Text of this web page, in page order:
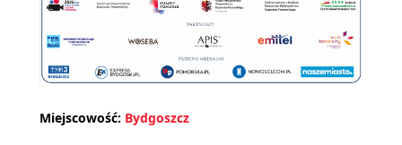
Miejscowość: Bydgoszcz